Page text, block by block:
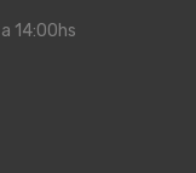
14:00hs